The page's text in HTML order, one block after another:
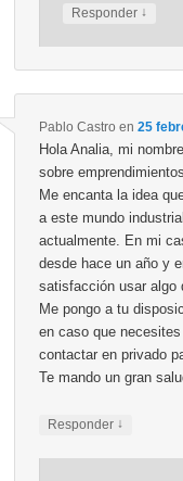
Responder ↓
Pablo Castro en 25
Hola Analia, mi
sobre
Me encanta la idea
a este mundo
actualmente. En mi
desde hace un año y
satisfacción usar algo
Me pongo a tu
en caso que
contactar en privado
Te mando un gran
Responder ↓